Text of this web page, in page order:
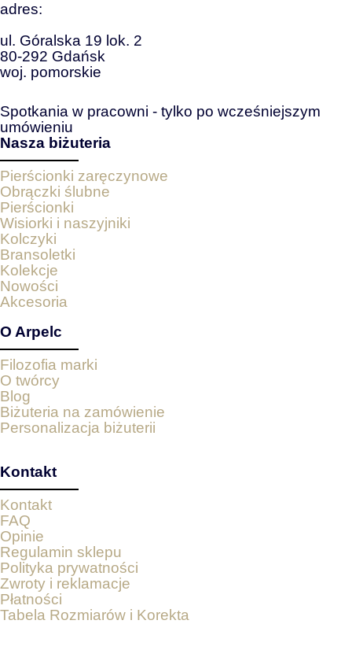
adres:
ul. Góralska 19 lok. 2
80-292 Gdańsk
woj. pomorskie
Spotkania w pracowni - tylko po wcześniejszym
umówieniu
Nasza biżuteria
Pierścionki zaręczynowe
Obrączki ślubne
Pierścionki
Wisiorki i naszyjniki
Kolczyki
Bransoletki
Kolekcje
Nowości
Akcesoria
O Arpelc
Filozofia marki
O twórcy
Blog
Biżuteria na zamówienie
Personalizacja biżuterii
Kontakt
Kontakt
FAQ
Opinie
Regulamin sklepu
Polityka prywatności
Zwroty i reklamacje
Płatności
Tabela Rozmiarów i Korekta